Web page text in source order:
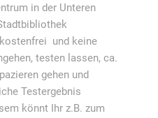
in der Unteren
und keine
testen lassen, ca.
gehen und
Testergebnis
könnt Ihr z.B. zum